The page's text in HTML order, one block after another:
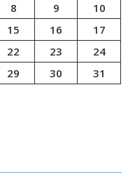
8 9
10
15 16
17
22 23
24
29 30 31